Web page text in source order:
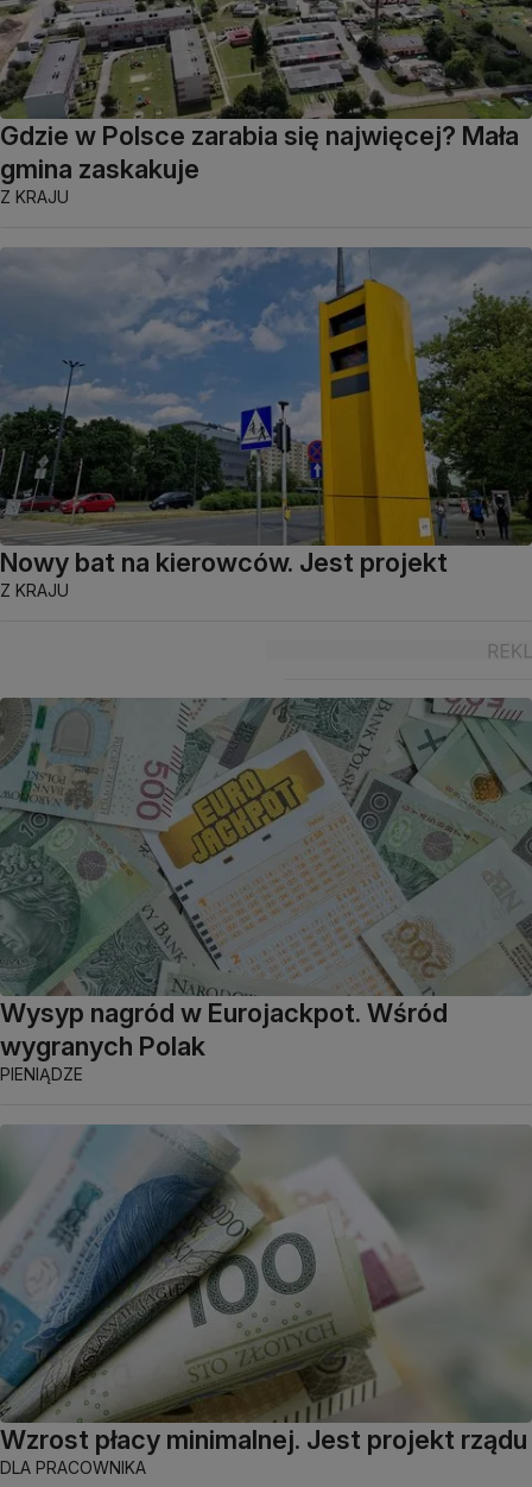
Gdzie w Polsce zarabia się najwięcej? Mała
gmina zaskakuje
Z KRAJU
Nowy bat na kierowców. Jest projekt
Z KRAJU
Wysyp nagród w Eurojackpot. Wśród
wygranych Polak
PIENIĄDZE
Wzrost płacy minimalnej. Jest projekt rządu
DLA PRACOWNIKA